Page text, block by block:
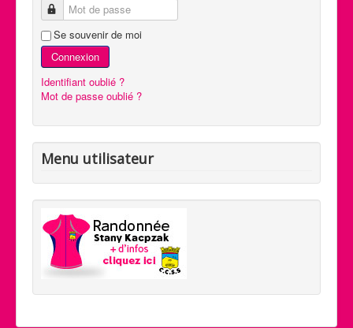
Mot de passe
Se souvenir de moi
Connexion
Identifiant oublié ?
Mot de passe oublié ?
Menu utilisateur